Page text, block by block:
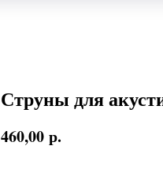
Струны для
460,00 р.